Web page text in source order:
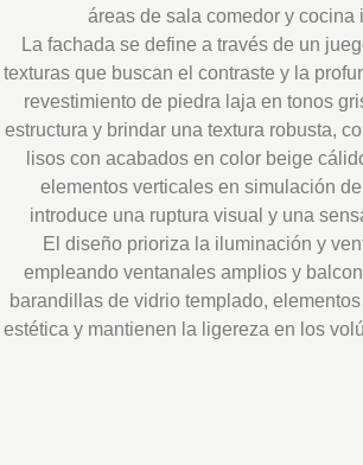
áreas de sala comedor y cocina
La fachada se define a través de un
texturas que buscan el contraste y la
revestimiento de piedra laja en tonos
estructura y brindar una textura robusta,
lisos con acabados en color beige
elementos verticales en simulación
introduce una ruptura visual y una
El diseño prioriza la iluminación y
empleando ventanales amplios y
barandillas de vidrio templado,
estética y mantienen la ligereza en los